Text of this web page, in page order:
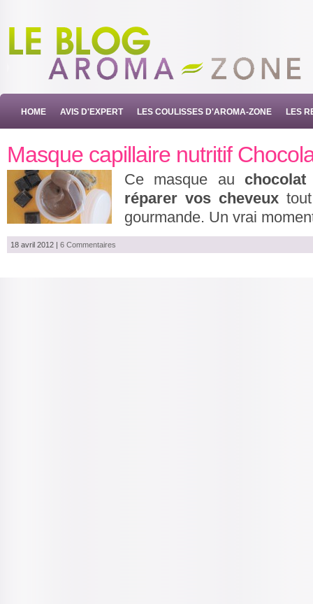
HOME AVIS D'EXPERT LES COULISSES D'AROMA-ZONE LES
Masque capillaire nutritif
Ce masque au chocolat
réparer vos cheveux
gourmande. Un vrai
18 avril 2012 | 6 Commentaires